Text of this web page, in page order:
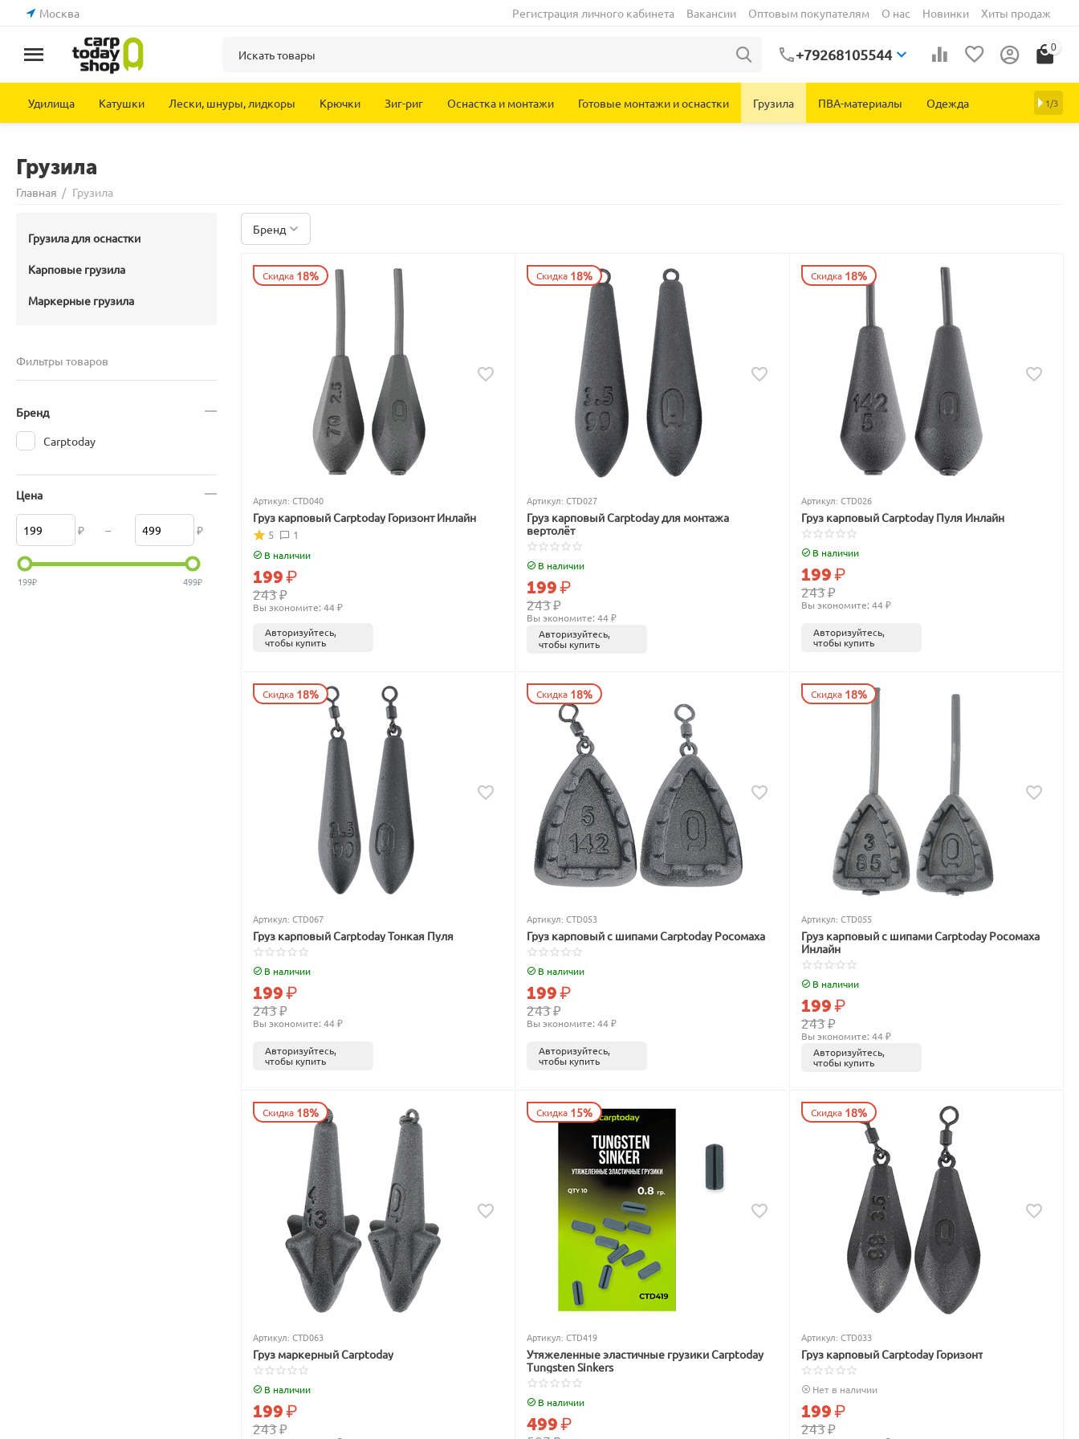
Москва Регистрация личного кабинета Вакансии Оптовым покупателям О нас Новинки Хиты продаж
+79268105544 0
Удилища Катушки Лески, шнуры, лидкоры Крючки Зиг-риг Оснастка и монтажи Готовые монтажи и оснастки Грузила ПВА-материалы Одежда 1/3
Грузила
Главная / Грузила
Бренд
Скидка 18%
Артикул: CTD040
Груз карповый Carptoday Горизонт Инлайн
1
5
В наличии
243₽
199₽
Вы экономите: 44 ₽
Авторизуйтесь,
чтобы купить
Скидка 18%
Артикул: CTD027
Груз карповый Carptoday для монтажа
вертолёт
В наличии
243₽
199₽
Вы экономите: 44 ₽
Авторизуйтесь,
чтобы купить
Скидка 18%
Артикул: CTD026
Груз карповый Carptoday Пуля Инлайн
В наличии
243₽
199₽
Вы экономите: 44 ₽
Авторизуйтесь,
чтобы купить
Скидка 18%
Артикул: CTD067
Груз карповый Carptoday Тонкая Пуля
В наличии
243₽
199₽
Вы экономите: 44 ₽
Авторизуйтесь,
чтобы купить
Скидка 18%
Артикул: CTD053
Груз карповый с шипами Carptoday Росомаха
В наличии
243₽
199₽
Вы экономите: 44 ₽
Авторизуйтесь,
чтобы купить
Скидка 18%
Артикул: CTD055
Груз карповый с шипами Carptoday Росомаха
Инлайн
В наличии
243₽
199₽
Вы экономите: 44 ₽
Авторизуйтесь,
чтобы купить
Скидка 18%
Артикул: CTD063
Груз маркерный Carptoday
В наличии
243₽
199₽
Скидка 15%
Артикул: CTD419
Утяжеленные эластичные грузики Carptoday
Tungsten Sinkers
В наличии
499₽
Скидка 18%
Артикул: CTD033
Груз карповый Carptoday Горизонт
Нет в наличии
243₽
199₽
Грузила для оснастки
Карповые грузила
Маркерные грузила
Фильтры товаров
Бренд
Carptoday
Цена
₽ – ₽
199₽ 499₽